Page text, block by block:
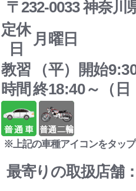
〒232-0033 神奈川
定休
日
月曜日
教習
時間
（平）開始
終18:40～（日
※上記の車種アイコンをタッ
最寄りの取扱店舗：